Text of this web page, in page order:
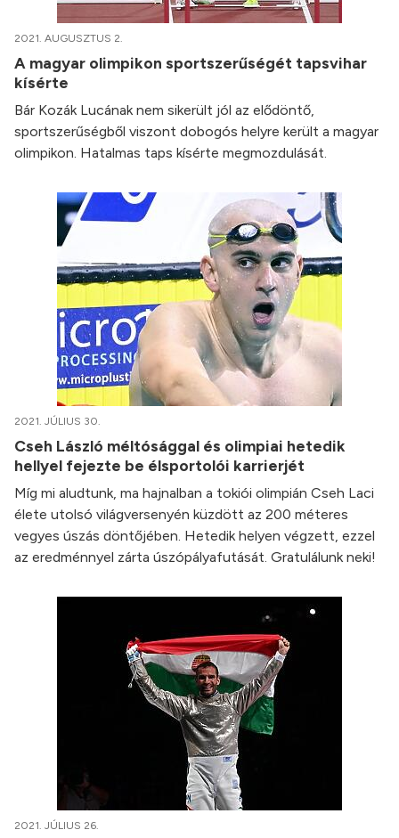
2021. AUGUSZTUS 2.
A magyar olimpikon sportszerűségét tapsvihar
kísérte
Bár Kozák Lucának nem sikerült jól az elődöntő,
sportszerűségből viszont dobogós helyre került a magyar
olimpikon. Hatalmas taps kísérte megmozdulását.
2021. JÚLIUS 30.
Cseh László méltósággal és olimpiai hetedik
hellyel fejezte be élsportolói karrierjét
Míg mi aludtunk, ma hajnalban a tokiói olimpián Cseh Laci
élete utolsó világversenyén küzdött az 200 méteres
vegyes úszás döntőjében. Hetedik helyen végzett, ezzel
az eredménnyel zárta úszópályafutását. Gratulálunk neki!
2021. JÚLIUS 26.